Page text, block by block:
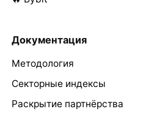
Документация
Методология
Секторные индексы
Раскрытие партнёрства